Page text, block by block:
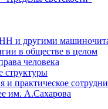
и другими
в обществе в целом
человека
структуры
и практическое
им. А.Сахарова